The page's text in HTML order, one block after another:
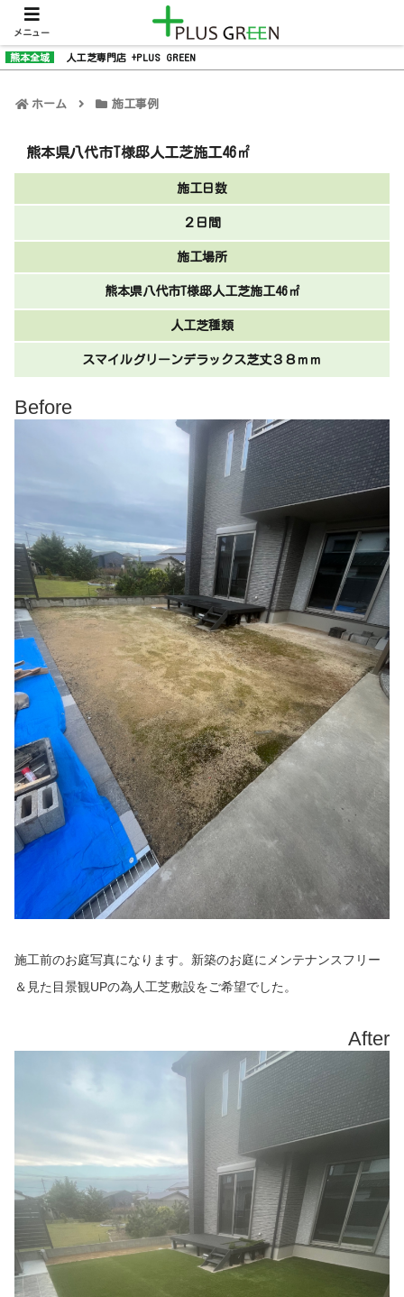
熊本全域 人工芝専門店 +PLUS GREEN
ホーム 施工事例
熊本県八代市T様邸人工芝施工46㎡
施工日数
２日間
施工場所
熊本県八代市T様邸人工芝施工46㎡
人工芝種類
スマイルグリーンデラックス芝丈３８ｍｍ
Before
施工前のお庭写真になります。新築のお庭にメンテナンスフリー
＆見た目景観UPの為人工芝敷設をご希望でした。
After
メニュー